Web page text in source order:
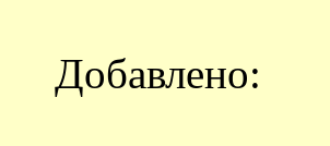
Добавлено: